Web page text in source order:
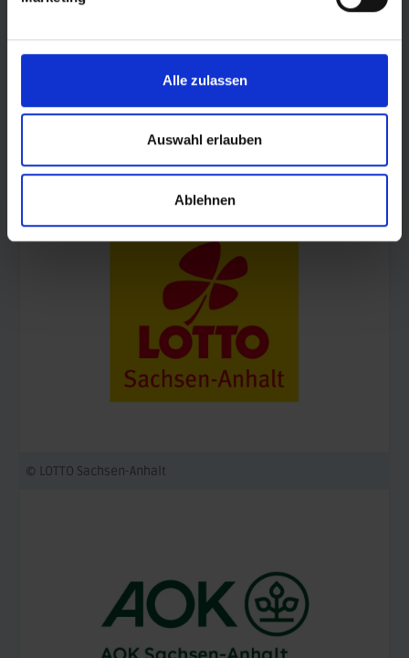
Alle zulassen
Auswahl erlauben
Ablehnen
© LOTTO Sachsen-Anhalt